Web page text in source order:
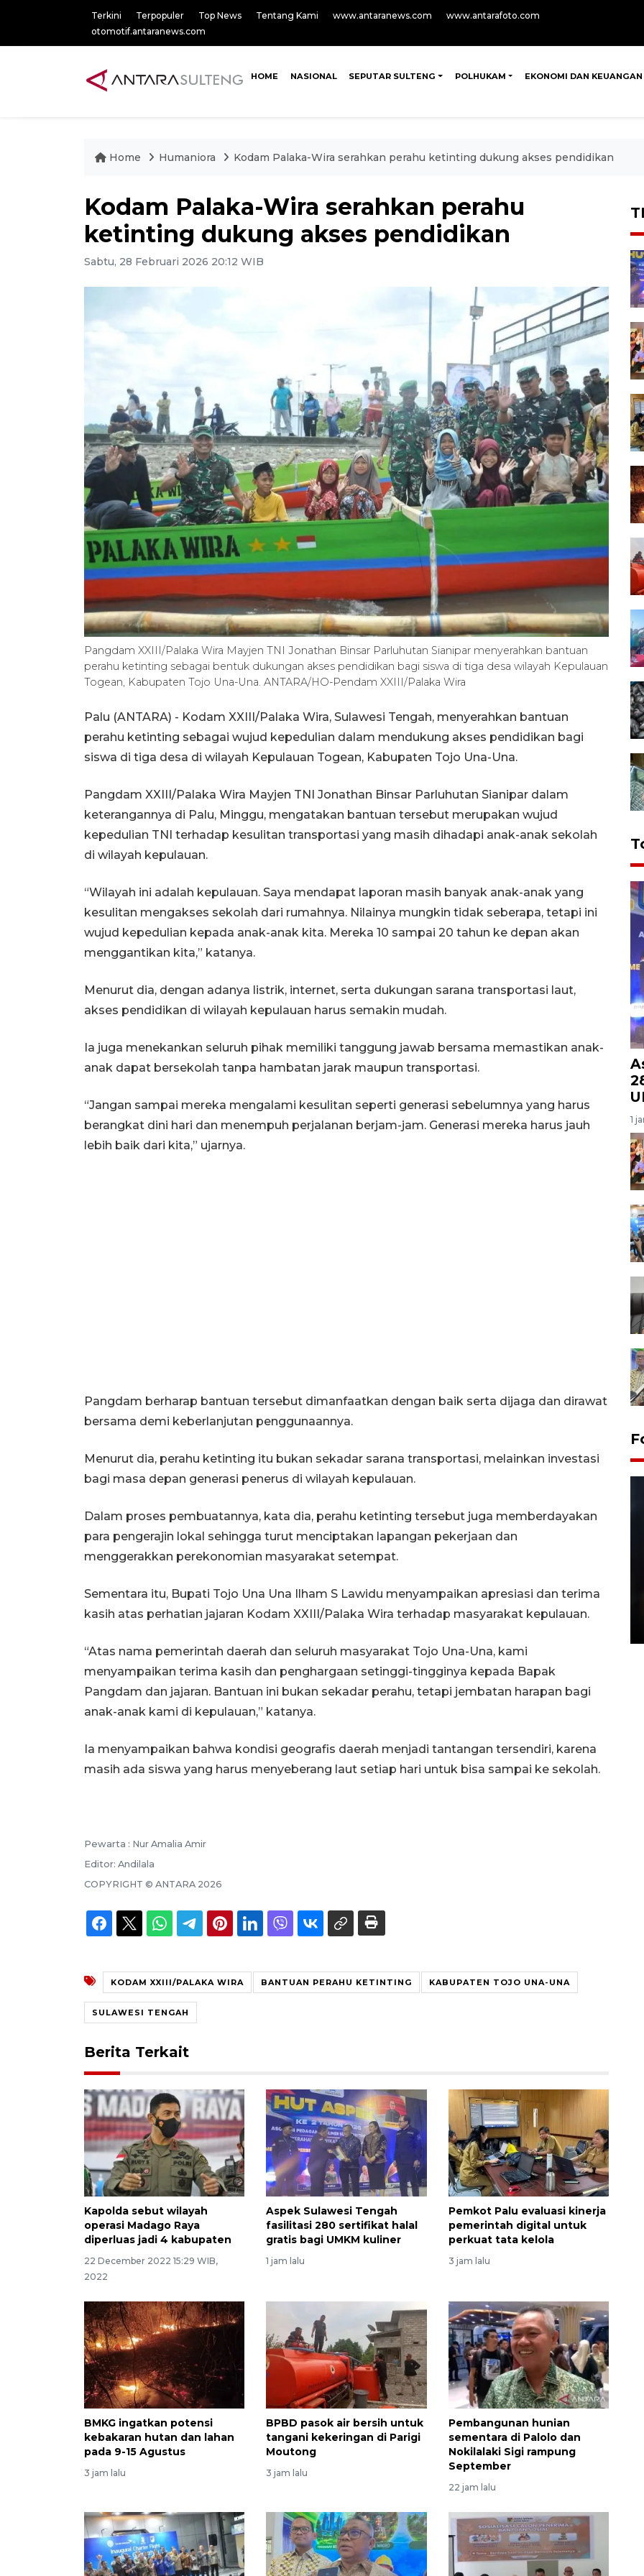
Terkini Terpopuler Top News Tentang Kami www.antaranews.com
www.antarafoto.com
otomotif.antaranews.com
HOME NASIONAL SEPUTAR SULTENG POLHUKAM EKONOMI DAN KEUANGAN
Home Humaniora Kodam Palaka-Wira serahkan perahu ketinting dukung akses pendidikan
Kodam Palaka-Wira serahkan perahu
ketinting dukung akses pendidikan
Sabtu, 28 Februari 2026 20:12 WIB
Pangdam XXIII/Palaka Wira Mayjen TNI Jonathan Binsar Parluhutan Sianipar menyerahkan bantuan
perahu ketinting sebagai bentuk dukungan akses pendidikan bagi siswa di tiga desa wilayah Kepulauan
Togean, Kabupaten Tojo Una-Una. ANTARA/HO-Pendam XXIII/Palaka Wira
Palu (ANTARA) - Kodam XXIII/Palaka Wira, Sulawesi Tengah, menyerahkan bantuan
perahu ketinting sebagai wujud kepedulian dalam mendukung akses pendidikan bagi
siswa di tiga desa di wilayah Kepulauan Togean, Kabupaten Tojo Una-Una.
Pangdam XXIII/Palaka Wira Mayjen TNI Jonathan Binsar Parluhutan Sianipar dalam
keterangannya di Palu, Minggu, mengatakan bantuan tersebut merupakan wujud
kepedulian TNI terhadap kesulitan transportasi yang masih dihadapi anak-anak sekolah
di wilayah kepulauan.
“Wilayah ini adalah kepulauan. Saya mendapat laporan masih banyak anak-anak yang
kesulitan mengakses sekolah dari rumahnya. Nilainya mungkin tidak seberapa, tetapi ini
wujud kepedulian kepada anak-anak kita. Mereka 10 sampai 20 tahun ke depan akan
menggantikan kita,” katanya.
Menurut dia, dengan adanya listrik, internet, serta dukungan sarana transportasi laut,
akses pendidikan di wilayah kepulauan harus semakin mudah.
Ia juga menekankan seluruh pihak memiliki tanggung jawab bersama memastikan anak-
anak dapat bersekolah tanpa hambatan jarak maupun transportasi.
“Jangan sampai mereka mengalami kesulitan seperti generasi sebelumnya yang harus
berangkat dini hari dan menempuh perjalanan berjam-jam. Generasi mereka harus jauh
lebih baik dari kita,” ujarnya.
Pangdam berharap bantuan tersebut dimanfaatkan dengan baik serta dijaga dan dirawat
bersama demi keberlanjutan penggunaannya.
Menurut dia, perahu ketinting itu bukan sekadar sarana transportasi, melainkan investasi
bagi masa depan generasi penerus di wilayah kepulauan.
Dalam proses pembuatannya, kata dia, perahu ketinting tersebut juga memberdayakan
para pengerajin lokal sehingga turut menciptakan lapangan pekerjaan dan
menggerakkan perekonomian masyarakat setempat.
Sementara itu, Bupati Tojo Una Una Ilham S Lawidu menyampaikan apresiasi dan terima
kasih atas perhatian jajaran Kodam XXIII/Palaka Wira terhadap masyarakat kepulauan.
“Atas nama pemerintah daerah dan seluruh masyarakat Tojo Una-Una, kami
menyampaikan terima kasih dan penghargaan setinggi-tingginya kepada Bapak
Pangdam dan jajaran. Bantuan ini bukan sekadar perahu, tetapi jembatan harapan bagi
anak-anak kami di kepulauan,” katanya.
Ia menyampaikan bahwa kondisi geografis daerah menjadi tantangan tersendiri, karena
masih ada siswa yang harus menyeberang laut setiap hari untuk bisa sampai ke sekolah.
Pewarta : Nur Amalia Amir
Editor: Andilala
COPYRIGHT © ANTARA 2026
KODAM XXIII/PALAKA WIRA BANTUAN PERAHU KETINTING KABUPATEN TOJO UNA-UNA
SULAWESI TENGAH
Berita Terkait
Kapolda sebut wilayah
operasi Madago Raya
diperluas jadi 4 kabupaten
22 December 2022 15:29 WIB,
2022
Aspek Sulawesi Tengah
fasilitasi 280 sertifikat halal
gratis bagi UMKM kuliner
1 jam lalu
Pemkot Palu evaluasi kinerja
pemerintah digital untuk
perkuat tata kelola
3 jam lalu
BMKG ingatkan potensi
kebakaran hutan dan lahan
pada 9-15 Agustus
3 jam lalu
BPBD pasok air bersih untuk
tangani kekeringan di Parigi
Moutong
3 jam lalu
Pembangunan hunian
sementara di Palolo dan
Nokilalaki Sigi rampung
September
22 jam lalu
1
Layanan pembuatan SIM Baru
di Satpas Polresta Palu